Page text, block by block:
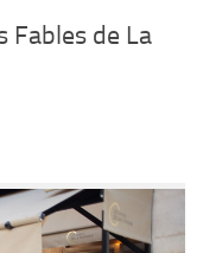
Fables de La